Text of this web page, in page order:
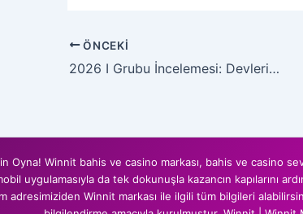
ÖNCEKI
2026 I Grubu İncelemesi: Devlerin ve Sürprizlerin Buluşma Noktası
Oyna! Winnit bahis ve casino markası, bahis ve casino
uygulamasıyla da tek dokunuşla kazancın kapılarını
adresimiziden Winnit markası ile ilgili tüm bilgileri